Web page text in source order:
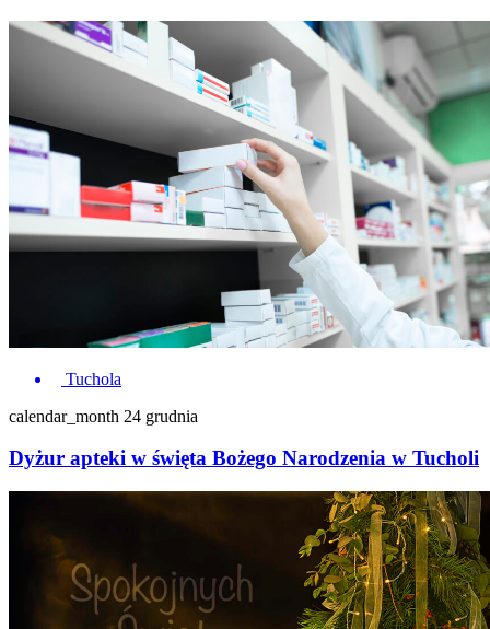
Tuchola
calendar_month 24 grudnia
Dyżur apteki w święta Bożego Narodzenia w Tucholi